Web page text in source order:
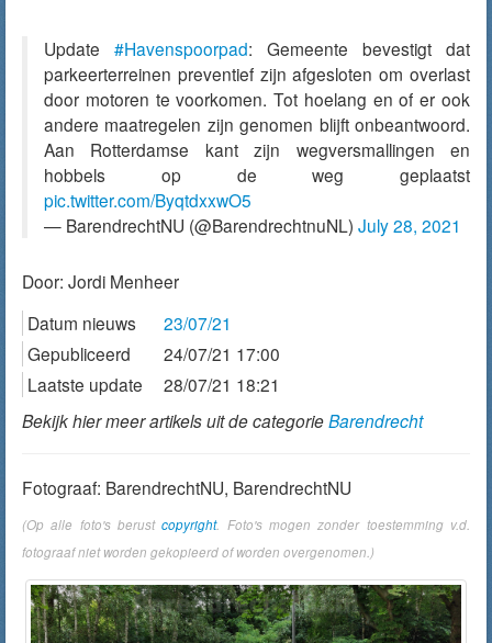
Update #Havenspoorpad: Gemeente bevestigt dat
parkeerterreinen preventief zijn afgesloten om overlast
door motoren te voorkomen. Tot hoelang en of er ook
andere maatregelen zijn genomen blijft onbeantwoord.
Aan Rotterdamse kant zijn wegversmallingen en
hobbels op de weg geplaatst
pic.twitter.com/ByqtdxxwO5
— BarendrechtNU (@BarendrechtnuNL) July 28, 2021
Door: Jordi Menheer
Datum nieuws
23/07/21
Gepubliceerd
24/07/21 17:00
Laatste update
28/07/21 18:21
Bekijk hier meer artikels uit de categorieBarendrecht
Fotograaf: BarendrechtNU, BarendrechtNU
(Op alle foto's berustcopyright. Foto's mogen zonder toestemming v.d.
fotograaf niet worden gekopieerd of worden overgenomen.)